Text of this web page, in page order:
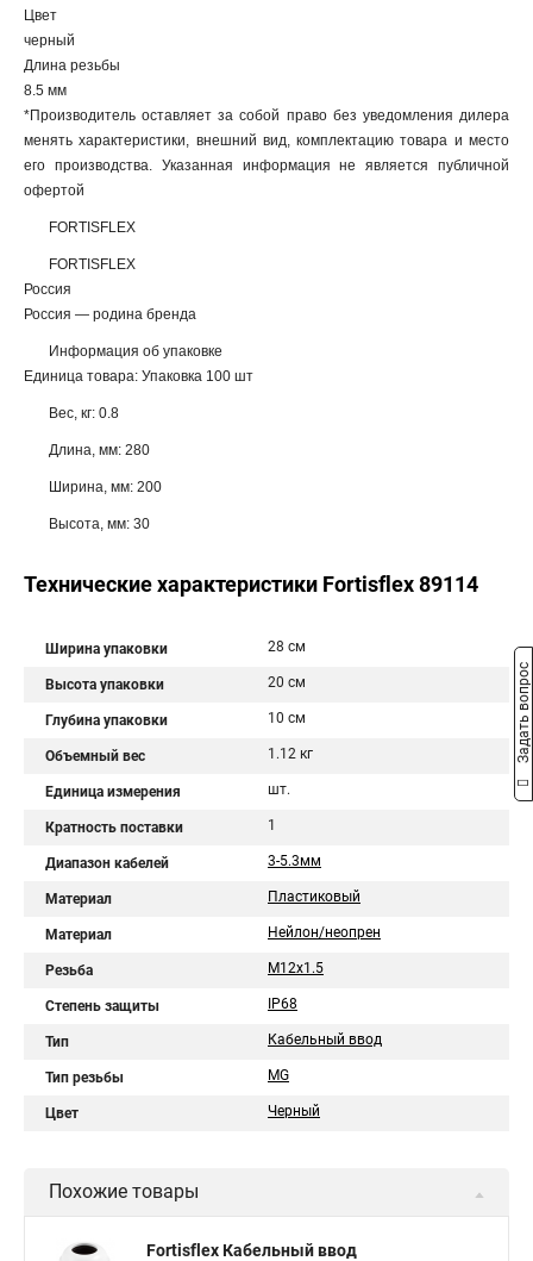
Цвет
черный
Длина резьбы
8.5 мм
*Производитель оставляет за собой право без уведомления дилера
менять характеристики, внешний вид, комплектацию товара и место
его производства. Указанная информация не является публичной
офертой
FORTISFLEX
FORTISFLEX
Россия
Россия — родина бренда
Информация об упаковке
Единица товара: Упаковка 100 шт
Вес, кг: 0.8
Длина, мм: 280
Ширина, мм: 200
Высота, мм: 30
Технические характеристики Fortisflex 89114
Ширина упаковки 28 см
Высота упаковки 20 см
Глубина упаковки 10 см
Объемный вес 1.12 кг
Единица измерения шт.
Кратность поставки 1
Диапазон кабелей 3-5.3мм
Материал Пластиковый
Материал Нейлон/неопрен
Резьба M12x1.5
Степень защиты IP68
Тип Кабельный ввод
Тип резьбы МG
Цвет Черный
Похожие товары
Fortisflex Кабельный ввод
Задать вопрос